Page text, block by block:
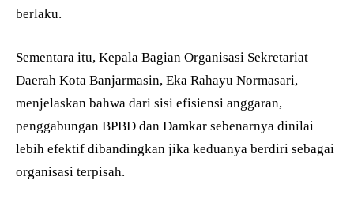
berlaku.
Sementara itu, Kepala Bagian Organisasi Sekretariat
Daerah Kota Banjarmasin, Eka Rahayu Normasari,
menjelaskan bahwa dari sisi efisiensi anggaran,
penggabungan BPBD dan Damkar sebenarnya dinilai
lebih efektif dibandingkan jika keduanya berdiri sebagai
organisasi terpisah.